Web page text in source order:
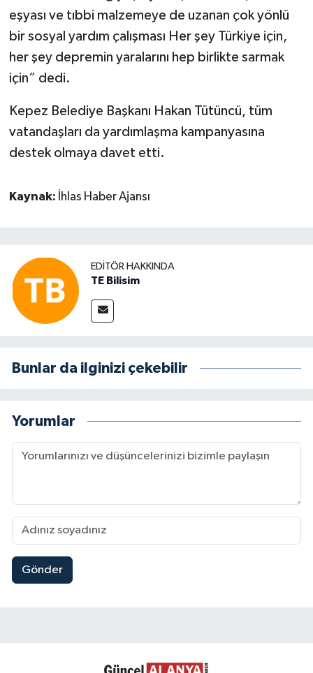
eşyası ve tıbbi malzemeye de uzanan çok yönlü
bir sosyal yardım çalışması Her şey Türkiye için,
her şey depremin yaralarını hep birlikte sarmak
için“ dedi.
Kepez Belediye Başkanı Hakan Tütüncü, tüm
vatandaşları da yardımlaşma kampanyasına
destek olmaya davet etti.
Kaynak: İhlas Haber Ajansı
EDITÖR HAKKINDA
TE Bilisim
Bunlar da ilginizi çekebilir
Yorumlar
Gönder